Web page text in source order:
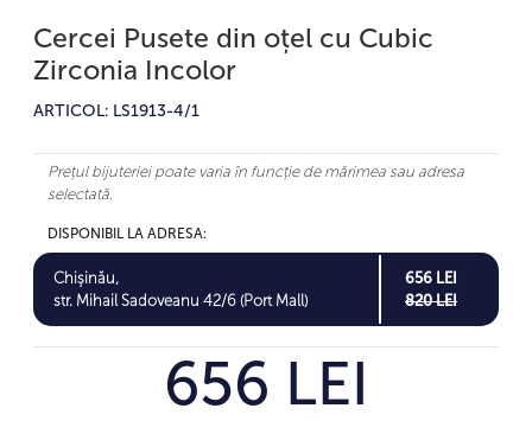
Cercei Pusete din oțel cu Cubic
Zirconia Incolor
ARTICOL: LS1913-4/1
Prețul bijuteriei poate varia în funcție de mărimea sau adresa
selectată.
DISPONIBIL LA ADRESA:
Chișinău,
str. Mihail Sadoveanu 42/6 (Port Mall)
656 LEI
820 LEI
656 LEI